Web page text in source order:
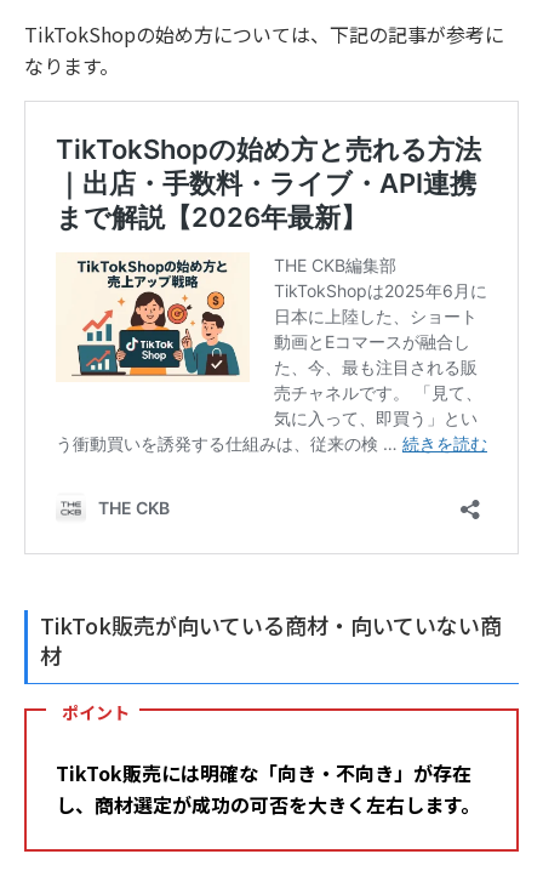
TikTokShopの始め方については、下記の記事が参考に
なります。
TikTok販売が向いている商材・向いていない商
材
ポイント
TikTok販売には明確な「向き・不向き」が存在
し、商材選定が成功の可否を大きく左右します。